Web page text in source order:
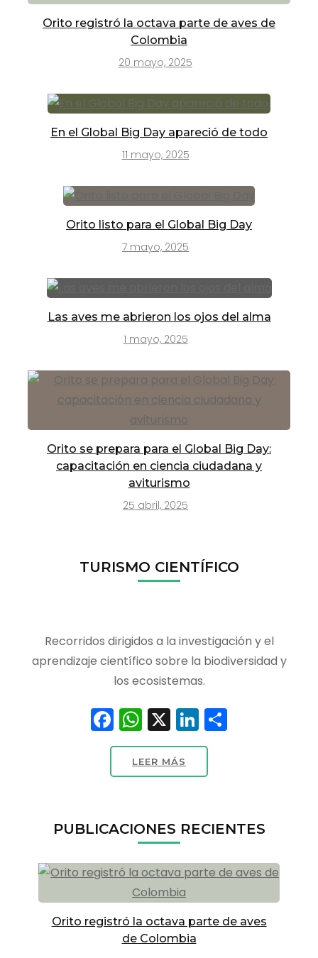
Orito registró la octava parte de aves de
Colombia
20 mayo, 2025
En el Global Big Day apareció de todo
11 mayo, 2025
Orito listo para el Global Big Day
7 mayo, 2025
Las aves me abrieron los ojos del alma
1 mayo, 2025
Orito se prepara para el Global Big Day:
capacitación en ciencia ciudadana y
aviturismo
25 abril, 2025
TURISMO CIENTÍFICO
Recorridos dirigidos a la investigación y el
aprendizaje científico sobre la biodiversidad y
los ecosistemas.
Facebook
WhatsApp
X LinkedIn
LEER MÁS
PUBLICACIONES RECIENTES
Orito registró la octava parte de aves
de Colombia